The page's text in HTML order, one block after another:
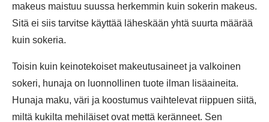
makeus maistuu suussa herkemmin kuin sokerin makeus.
Sitä ei siis tarvitse käyttää läheskään yhtä suurta määrää
kuin sokeria.
Toisin kuin keinotekoiset makeutusaineet ja valkoinen
sokeri, hunaja on luonnollinen tuote ilman lisäaineita.
Hunaja maku, väri ja koostumus vaihtelevat riippuen siitä,
miltä kukilta mehiläiset ovat mettä keränneet. Sen